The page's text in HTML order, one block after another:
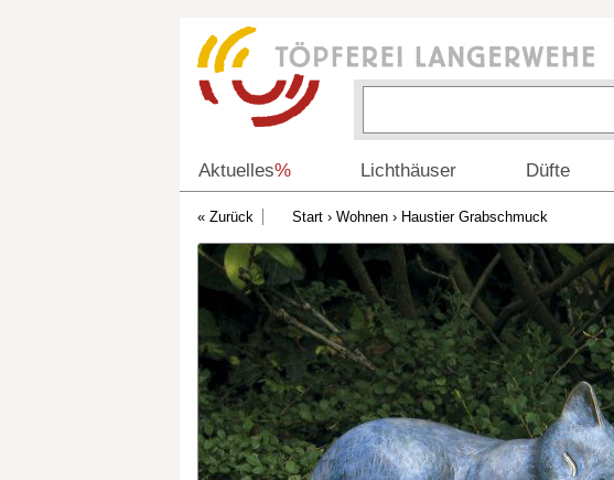
Aktuelles% Lichthäuser Düfte
Start › Wohnen › Haustier Grabschmuck